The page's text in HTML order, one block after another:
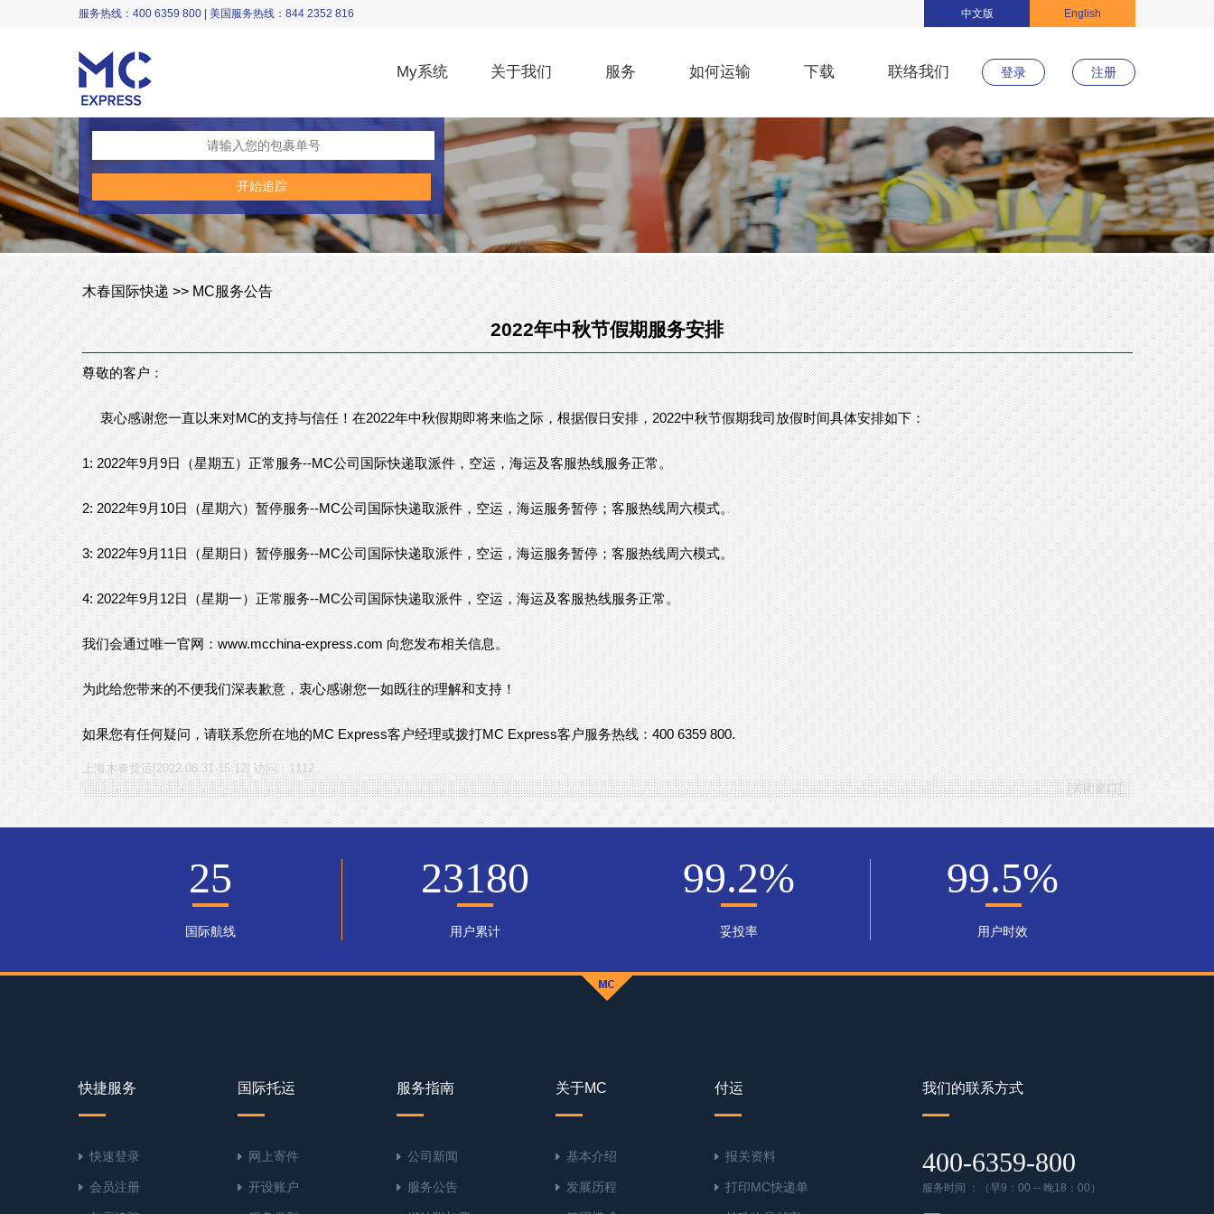
服务热线：400 6359 800 | 美国服务热线：844 2352 816 中文版 English
登录 注册
My系统 关于我们 服务 如何运输 下载 联络我们
木春国际快递 >> MC服务公告
2022年中秋节假期服务安排
尊敬的客户：
衷心感谢您一直以来对MC的支持与信任！在2022年中秋假期即将来临之际，根据假日安排，2022中秋节假期我司放假时间具体安排如下：
1: 2022年9月9日（星期五）正常服务--MC公司国际快递取派件，空运，海运及客服热线服务正常。
2: 2022年9月10日（星期六）暂停服务--MC公司国际快递取派件，空运，海运服务暂停；客服热线周六模式。
3: 2022年9月11日（星期日）暂停服务--MC公司国际快递取派件，空运，海运服务暂停；客服热线周六模式。
4: 2022年9月12日（星期一）正常服务--MC公司国际快递取派件，空运，海运及客服热线服务正常。
我们会通过唯一官网：www.mcchina-express.com 向您发布相关信息。
为此给您带来的不便我们深表歉意，衷心感谢您一如既往的理解和支持！
如果您有任何疑问，请联系您所在地的MC Express客户经理或拨打MC Express客户服务热线：400 6359 800.
上海木春货运[2022.08.31-15:12] 访问：1112
[关闭窗口]
25
国际航线
23180
用户累计
99.2%
妥投率
99.5%
用户时效
快捷服务
快速登录
会员注册
国际托运
网上寄件
开设账户
服务指南
公司新闻
服务公告
关于MC
基本介绍
发展历程
付运
报关资料
打印MC快递单
我们的联系方式
400-6359-800
服务时间 ：（早9：00 -- 晚18：00）